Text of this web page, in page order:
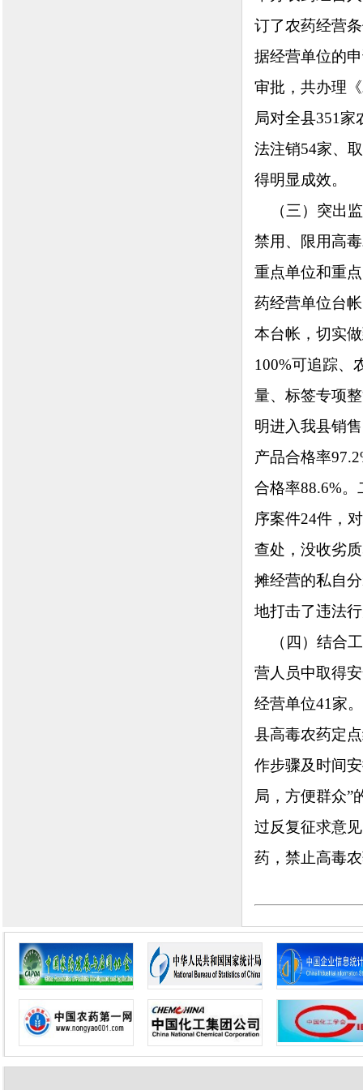
订了农药经营
据经营单位的
审批，共办理
局对全县351家
法注销54家、
得明显成效。
（三）突出监
禁用、限用高
重点单位和重
药经营单位台
本台帐，切实
100%可追踪、
量、标签专项
明进入我县销
产品合格率
合格率88.6%
序案件24件，
查处，没收劣
摊经营的私自
地打击了违法
（四）结合工
营人员中取得
经营单位41家
县高毒农药定
作步骤及时间
局，方便群众”
过反复征求意
药，禁止高毒